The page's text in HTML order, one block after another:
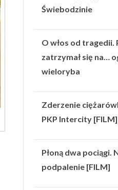
Świebodzinie
O włos od tragedii.
zatrzymał się na…
wieloryba
Zderzenie
PKP Intercity [FILM]
Płoną dwa pociągi.
podpalenie [FILM]